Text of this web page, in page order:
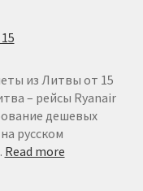
из Литвы от 15
– рейсы Ryanair
дешевых
русском
Read more: